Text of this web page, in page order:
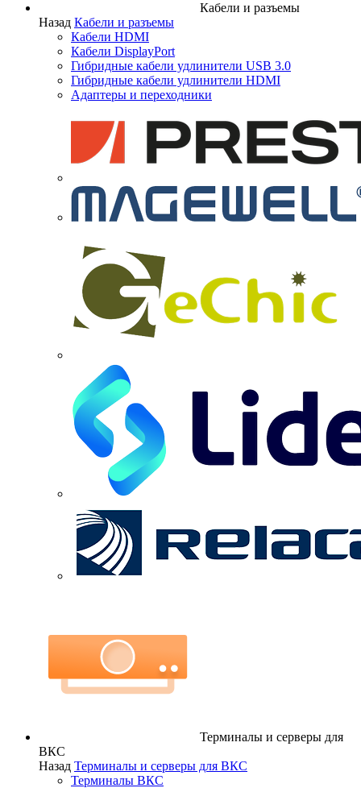
Кабели и разъемы
Назад Кабели и разъемы
Кабели HDMI
Кабели DisplayPort
Гибридные кабели удлинители USB 3.0
Гибридные кабели удлинители HDMI
Адаптеры и переходники
Терминалы и серверы для
ВКС
Назад Терминалы и серверы для ВКС
Терминалы ВКС